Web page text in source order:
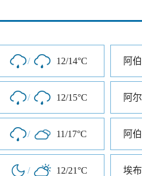
/ 12/14°C 阿
/ 12/15°C 阿
/ 11/17°C 阿
/ 12/21°C 埃